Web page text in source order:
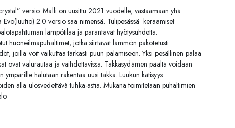
versio. Malli on uusittu 2021 vuodelle, vastaamaan yhä
Evo(luutio) 2.0 versio saa nimensä. Tulipesässä keraamiset
lämpötilaa ja parantavat hyötysuhdetta.
huoneilmapuhaltimet, jotka siirtävät lämmön pakotetusti
joilla voit vaikuttaa tarkasti puun palamiseen. Yksi pesällinen palaa
ovat valurautaa ja vaihdettavissa. Takkasydämen päältä voidaan
halutaan rakentaa uusi takka. Luukun kätisyys
alla ulosvedettävä tuhka-astia. Mukana toimitetaan puhaltimien